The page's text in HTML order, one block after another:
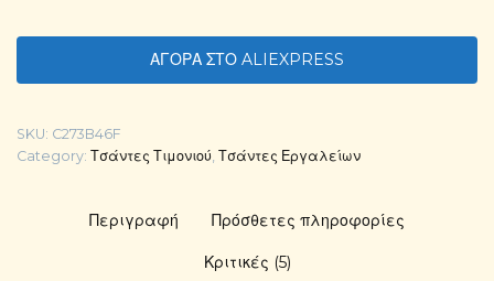
ΑΓΟΡΑ ΣΤΟ ALIEXPRESS
SKU: C273B46F
Category: Τσάντες Τιμονιού Τσάντες Εργαλείων
Περιγραφή Πρόσθετες πληροφορίες
Κριτικές (5)